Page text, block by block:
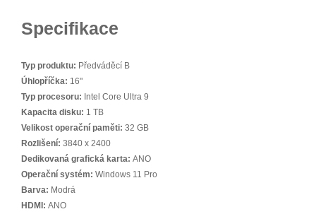
Specifikace
Typ produktu: Předváděcí B
Úhlopříčka: 16"
Typ procesoru: Intel Core Ultra 9
Kapacita disku: 1 TB
Velikost operační paměti: 32 GB
Rozlišení: 3840 x 2400
Dedikovaná grafická karta: ANO
Operační systém: Windows 11 Pro
Barva: Modrá
HDMI: ANO